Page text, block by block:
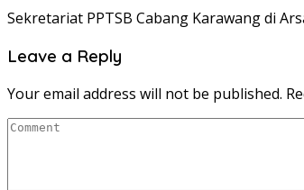
Sekretariat PPTSB Cabang Karawang di
Leave a Reply
Your email address will not be published.